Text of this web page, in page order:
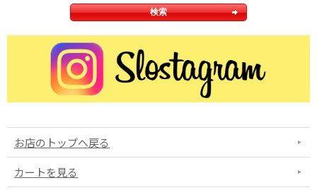
お店のトップへ戻る
カートを見る